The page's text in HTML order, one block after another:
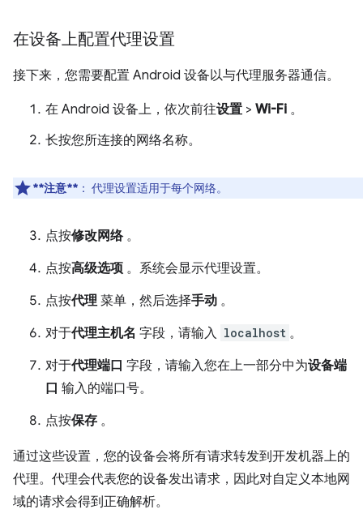
在设备上配置代理设置
接下来，您需要配置 Android 设备以与代理服务器通信。
在 Android 设备上，依次前往设置 > Wi-Fi 。
长按您所连接的网络名称。
**注意** ： 代理设置适用于每个网络。
点按修改网络。
点按高级选项 。系统会显示代理设置。
点按代理 菜单，然后选择手动 。
对于代理主机名 字段，请输入 localhost 。
对于代理端口 字段，请输入您在上一部分中为设备端
口 输入的端口号。
点按保存 。
通过这些设置，您的设备会将所有请求转发到开发机器上的
代理。代理会代表您的设备发出请求，因此对自定义本地网
域的请求会得到正确解析。